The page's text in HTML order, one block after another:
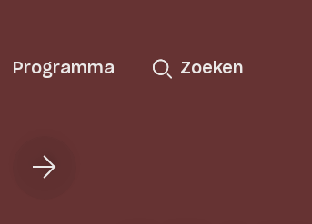
Programma Zoeken